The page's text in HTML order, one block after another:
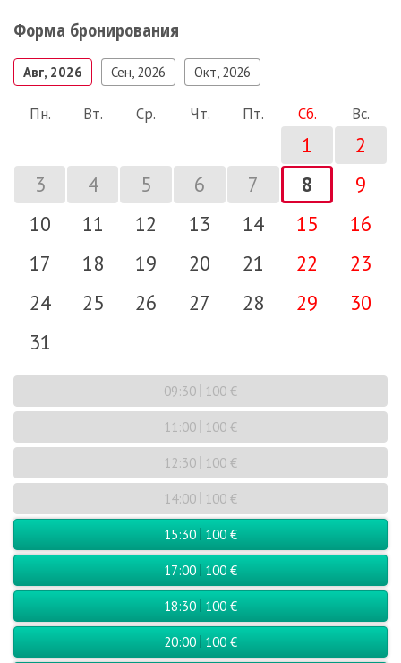
Форма бронирования
Авг, 2026 Сен, 2026 Окт, 2026
Пн. Вт. Ср. Чт. Пт. Сб. Вс.
1
2
3
4 5 6 7 8
9
10
11 12 13 14 15
16
17
18 19 20 21 22
23
24
25 26 27 28 29
30
31
09:30 100 €
11:00 100 €
12:30 100 €
14:00 100 €
15:30 100 €
17:00 100 €
18:30 100 €
20:00 100 €